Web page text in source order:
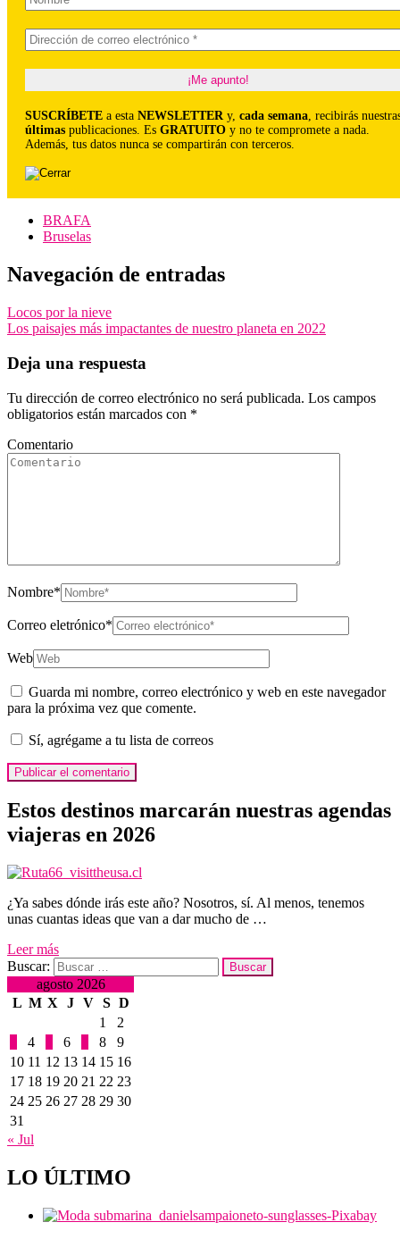
SUSCRÍBETE a esta NEWSLETTERy, cada semana, recibirás
últimas publicaciones. Es GRATUITO y no te compromete a nada.
Además, tus datos nunca se compartirán con terceros.
BRAFA
Bruselas
Navegación de entradas
Locos por la nieve
Los paisajes más impactantes de nuestro planeta en 2022
Deja una respuesta
Tu dirección de correo electrónico no será publicada. Los campos
obligatorios están marcados con *
Comentario
Nombre*
Correo eletrónico*
Web
Guarda mi nombre, correo electrónico y web en este navegador
para la próxima vez que comente.
Sí, agrégame a tu lista de correos
Estos destinos marcarán nuestras agendas
viajeras en 2026
¿Ya sabes dónde irás este año? Nosotros, sí. Al menos, tenemos
unas cuantas ideas que van a dar mucho de …
Leer más
Buscar:
agosto 2026
L M X J V S D
1
2
4 6 8
9
10 11 12 13 14 15 16
17 18 19 20 21 22 23
24 25 26 27 28 29 30
31
« Jul
LO ÚLTIMO